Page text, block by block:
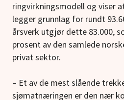
ringvirkningsmodell og viser
legger grunnlag for rundt
årsverk utgjør dette 83.000,
prosent av den samlede
privat sektor.
– Et av de mest slående
sjømatnæringen er den nær